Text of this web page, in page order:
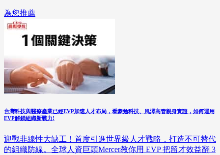
為您推薦
台灣科技與醫療產業已經EVP加速人才布局，看豪勉科技、風澤高管親身實證，如何運用
EVP解鎖組織新戰力!
迎戰非線性大缺工！首度引進世界級人才戰略，打造不可替代
的組織防線。全球人資巨頭Mercer教你用 EVP 把留才效益翻 3